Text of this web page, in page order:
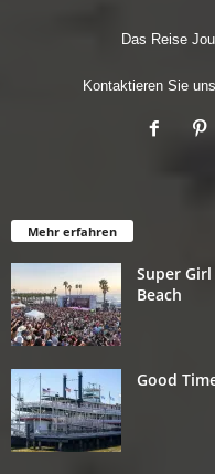
Das Reise
Kontaktieren Sie
Mehr erfahren
Super
Beach
Good